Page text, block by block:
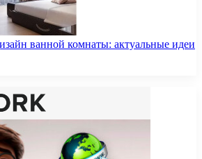
ванной комнаты: актуальные идеи